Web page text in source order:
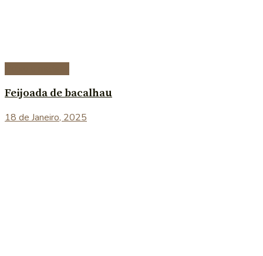
Feijoada de bacalhau
18 de Janeiro, 2025